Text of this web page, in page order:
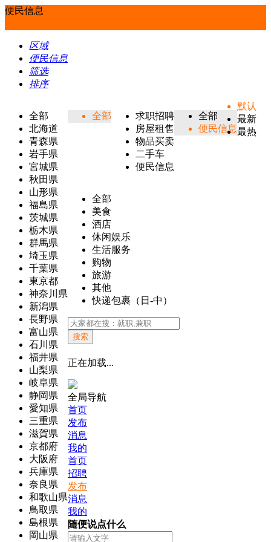
便民信息
区域
便民信息
筛选
排序
全部
北海道
青森県
岩手県
宮城県
秋田県
山形県
福島県
茨城県
栃木県
群馬県
埼玉県
千葉県
東京都
神奈川県
新潟県
長野県
富山県
石川県
福井県
山梨県
岐阜県
静岡県
愛知県
三重県
滋賀県
京都府
大阪府
兵庫県
奈良県
和歌山県
鳥取県
島根県
岡山県
全部
求职招聘
房屋租售
物品买卖
二手车
便民信息
全部
便民信息
全部
美食
酒店
休闲娱乐
生活服务
购物
旅游
其他
快递包裹（日-中）
默认
最新
最热
搜索
正在加载...
全局导航
首页
发布
消息
我的
首页
招聘
发布
消息
我的
随便说点什么